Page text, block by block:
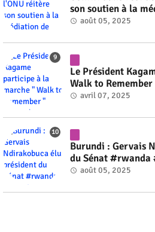
son soutien à la
Gnassingbé
août 05, 2025
Le Président
Walk to
avril 07, 2025
Burundi : Gervais
du Sénat #rwanda
août 05, 2025